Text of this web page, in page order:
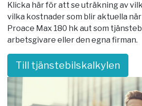
Klicka här för att se uträkning av
vilka kostnader som blir aktuella när
Proace Max 180 hk aut som
arbetsgivare eller den egna firman.
Till tjänstebilskalkylen